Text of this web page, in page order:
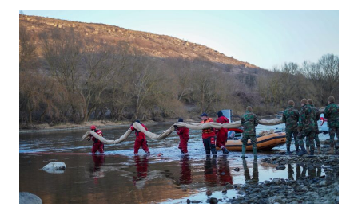
Согласно расследованию, заведующий
консультативно-диагностическим отделением брал
взятки за выдачу справок, направлений и больничных
листов.